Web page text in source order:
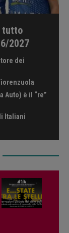
tutto
2027
dei
Auto) è il “re”
Italiani